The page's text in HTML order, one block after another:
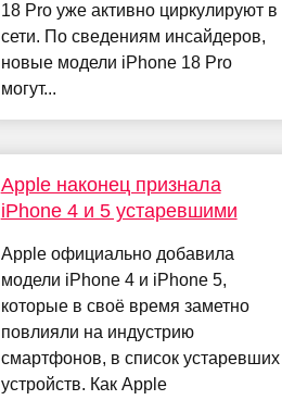
18 Pro уже активно циркулируют в
сети. По сведениям инсайдеров,
новые модели iPhone 18 Pro
могут...
Apple наконец признала
iPhone 4 и 5 устаревшими
Apple официально добавила
модели iPhone 4 и iPhone 5,
которые в своё время заметно
повлияли на индустрию
смартфонов, в список устаревших
устройств. Как Apple